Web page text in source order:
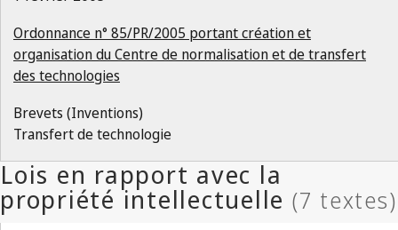
Ordonnance n° 85/PR/2005 portant création et
organisation du Centre de normalisation et de transfert
des technologies
Brevets (Inventions)
Transfert de technologie